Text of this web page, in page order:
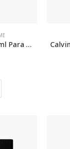
Calvin Klein Beauty Sheer Edt 100ml Para Mujer